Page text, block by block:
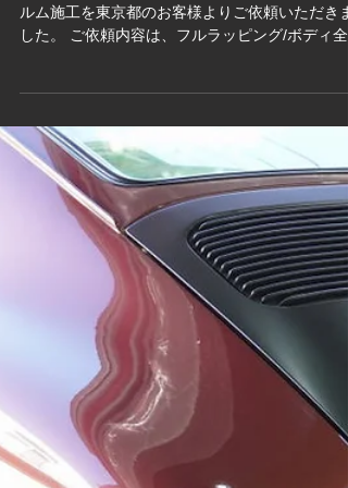
Mercedes-Benz GLE メルセデス
ベンツGLEのカーラッピングフ
メルセデスベンツGLE SUVのカーラッピングフ
ルム施工を東京都のお客様よりご依頼いただきま
した。 ご依頼内容は、フルラッピング/ボディ全
のカーラッピング施工。事前の打ち合わせで決定
したカーラッピングフィルムはこちら↓...